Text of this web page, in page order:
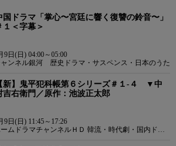
国ドラマ「掌心〜宮廷に響く復讐の鈴音〜」
１＜字幕＞
9日(日) 04:00～05:00
ンネル銀河 歴史ドラマ・サスペンス・日本のうた
新】鬼平犯科帳第６シリーズ＃１-４ ▼中
吉右衛門／原作：池波正太郎
9日(日) 11:45～17:26
ムドラマチャンネルＨＤ 韓流・時代劇・国内ドラ